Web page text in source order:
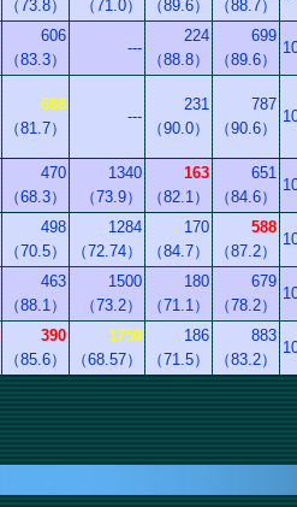
（73.8）
（71.0）
（89.6）
（88.7）
606
（83.3）
---
224
（88.8）
699
（89.6）
688
（81.7）
---
231
（90.0）
787
（90.6）
470
（68.3）
1340
（73.9）
163
（82.1）
651
（84.6）
498
（70.5）
1284
（72.74）
170
（84.7）
588
（87.2）
463
（88.1）
1500
（73.2）
180
（71.1）
679
（78.2）
390
（85.6）
1750
（68.57）
186
（71.5）
883
（83.2）